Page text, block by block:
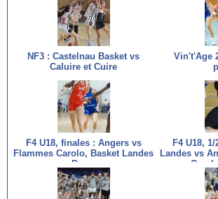
NF3 : Castelnau Basket vs
Caluire et Cuire
Vin't'Age
F4 U18, finales : Angers vs
Flammes Carolo, Basket Landes
vs Bourges
F4 U18,
Landes vs